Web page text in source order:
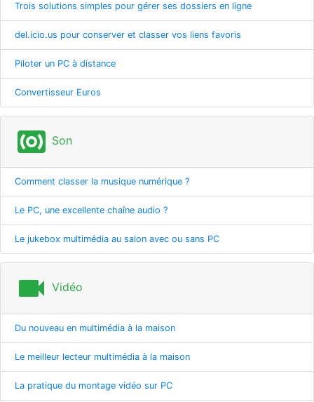
Trois solutions simples pour gérer ses dossiers en ligne
del.icio.us pour conserver et classer vos liens favoris
Piloter un PC à distance
Convertisseur Euros
surround_sound Son
Comment classer la musique numérique ?
Le PC, une excellente chaîne audio ?
Le jukebox multimédia au salon avec ou sans PC
videocam Vidéo
Du nouveau en multimédia à la maison
Le meilleur lecteur multimédia à la maison
La pratique du montage vidéo sur PC